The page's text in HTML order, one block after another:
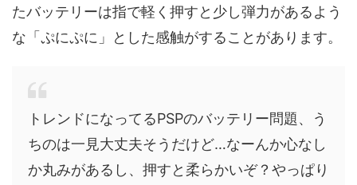
たバッテリーは指で軽く押すと少し弾力があるよう
な「ぷにぷに」とした感触がすることがあります。
トレンドになってるPSPのバッテリー問題、う
ちのは一見大丈夫そうだけど…なーんか心なし
か丸みがあるし、押すと柔らかいぞ？やっぱり